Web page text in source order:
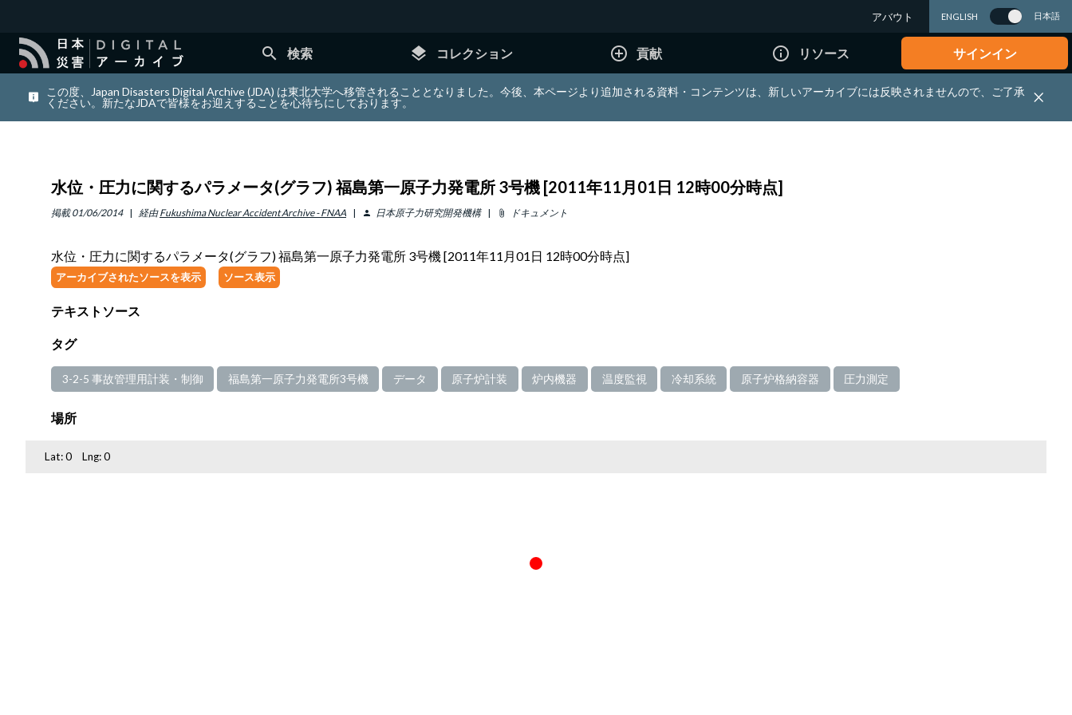
アバウト ENGLISH 日本語
search 検索 layers コレクション add_circle_outline 貢献 info_outline リソース サインイン
この度、Japan Disasters Digital Archive (JDA) は東北大学へ移管されることとなりました。今後、本ページより追加される資料・コンテンツは、新しいアーカイブには反映されませんので、ご了承
ください。新たなJDAで皆様をお迎えすることを心待ちにしております。
水位・圧力に関するパラメータ(グラフ) 福島第一原子力発電所 3号機 [2011年11月01日 12時00分時点]
掲載 01/06/2014 経由 Fukushima Nuclear Accident Archive - FNAA person 日本原子力研究開発機構 attach_file ドキュメント
水位・圧力に関するパラメータ(グラフ) 福島第一原子力発電所 3号機 [2011年11月01日 12時00分時点]
アーカイブされたソースを表示 ソース表示
テキストソース
タグ
3-2-5 事故管理用計装・制御 福島第一原子力発電所3号機 データ 原子炉計装 炉内機器 温度監視 冷却系統 原子炉格納容器 圧力測定
場所
Lat:0 Lng:0